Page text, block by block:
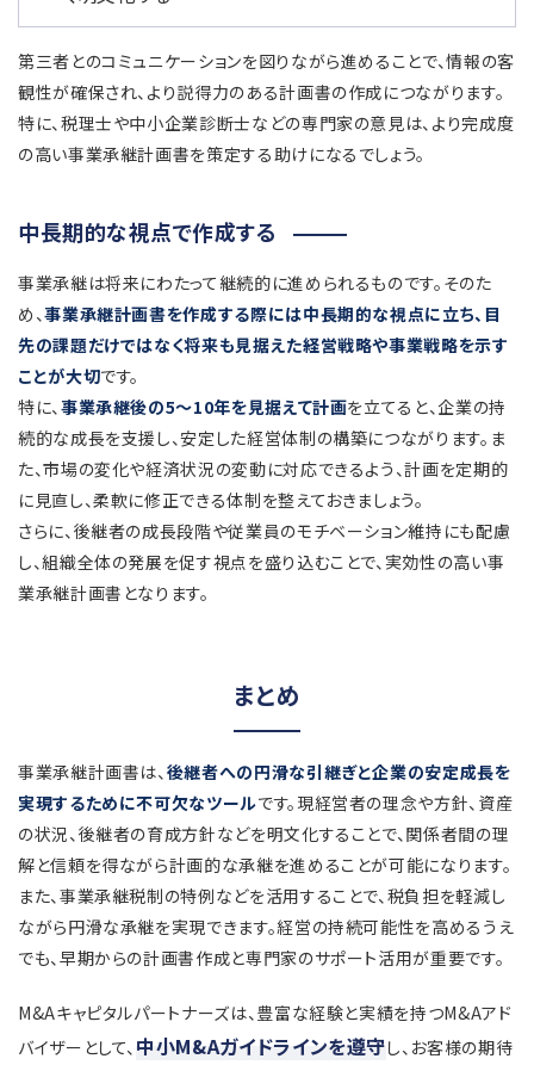
第三者とのコミュニケーションを図りながら進めることで、情報の客
観性が確保され、より説得力のある計画書の作成につながります。
特に、税理士や中小企業診断士などの専門家の意見は、より完成度
の高い事業承継計画書を策定する助けになるでしょう。
中長期的な視点で作成する
事業承継は将来にわたって継続的に進められるものです。そのた
め、事業承継計画書を作成する際には中長期的な視点に立ち、目
先の課題だけではなく将来も見据えた経営戦略や事業戦略を示す
ことが大切です。
特に、 事業承継後の5〜10年を見据えて計画を立てると、企業の持
続的な成長を支援し、安定した経営体制の構築につながります。ま
た、市場の変化や経済状況の変動に対応できるよう、計画を定期的
に見直し、柔軟に修正できる体制を整えておきましょう。
さらに、後継者の成長段階や従業員のモチベーション維持にも配慮
し、組織全体の発展を促す視点を盛り込むことで、実効性の高い事
業承継計画書となります。
まとめ
事業承継計画書は、 後継者への円滑な引継ぎと企業の安定成長を
実現するために不可欠なツールです。現経営者の理念や方針、資産
の状況、後継者の育成方針などを明文化することで、関係者間の理
解と信頼を得ながら計画的な承継を進めることが可能になります。
また、事業承継税制の特例などを活用することで、税負担を軽減し
ながら円滑な承継を実現できます。経営の持続可能性を高めるうえ
でも、早期からの計画書作成と専門家のサポート活用が重要です。
M&Aキャピタルパートナーズは、豊富な経験と実績を持つM&Aアド
バイザーとして、 中小M&Aガイドラインを遵守し、お客様の期待